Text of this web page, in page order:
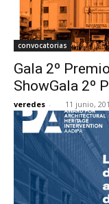
convocatorias
Gala 2º
ShowGala 2º
veredes - 11 junio,